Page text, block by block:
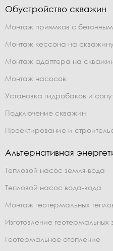
Обустройство скважин
Монтаж приямков с
Монтаж кессона на скважину
Монтаж адаптера на
Монтаж насосов
Установка гидробаков и
Подключение скважин
Проектирование и
Альтернативная
Тепловой насос земля-вода
Тепловой насос вода-вода
Монтаж геотермальных
Изготовление геотермальных
Геотермальное отопление